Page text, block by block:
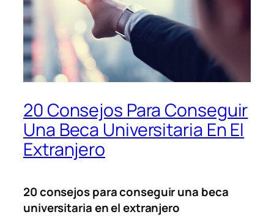
20 Consejos Para Conseguir
Una Beca Universitaria En El
Extranjero
20 consejos para conseguir una beca
universitaria en el extranjero